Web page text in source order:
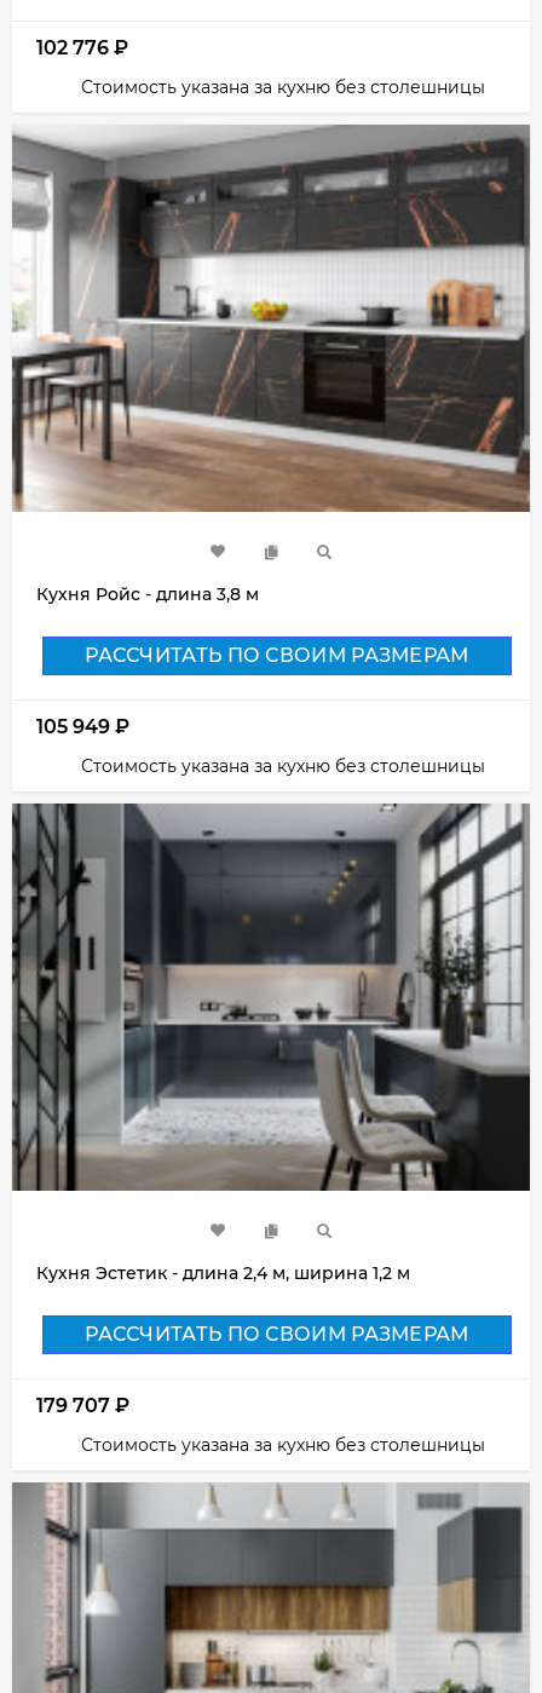
102 776 ₽
Стоимость указана за кухню без столешницы
Кухня Ройс - длина 3,8 м
РАССЧИТАТЬ ПО СВОИМ РАЗМЕРАМ
105 949 ₽
Стоимость указана за кухню без столешницы
Кухня Эстетик - длина 2,4 м, ширина 1,2 м
РАССЧИТАТЬ ПО СВОИМ РАЗМЕРАМ
179 707 ₽
Стоимость указана за кухню без столешницы